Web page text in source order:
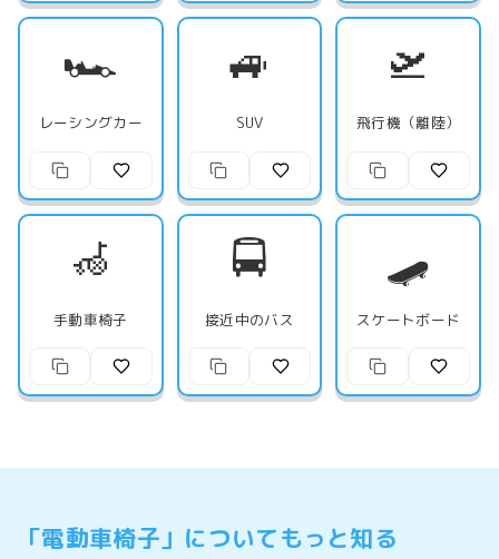
🏎️
レーシングカー
🚙
SUV
🛫
飛行機（離陸）
🦽
手動車椅子
🚍
接近中のバス
🛹
スケートボード
「電動車椅子」についてもっと知る